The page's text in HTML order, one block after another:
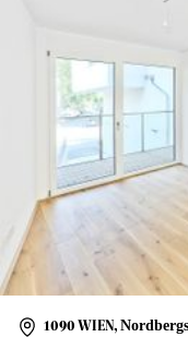
1090 WIEN,